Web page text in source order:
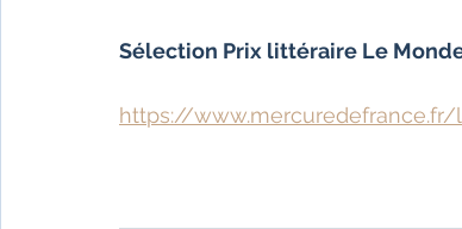
Sélection Prix littéraire Le
https://